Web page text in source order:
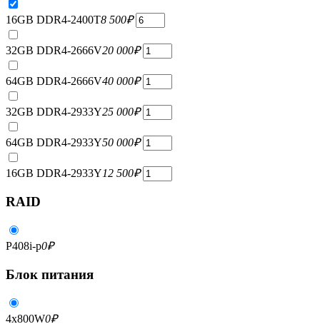
16GB DDR4-2400T8 500₽
32GB DDR4-2666V20 000₽
64GB DDR4-2666V40 000₽
32GB DDR4-2933Y25 000₽
64GB DDR4-2933Y50 000₽
16GB DDR4-2933Y12 500₽
RAID
P408i-p0₽
Блок питания
4x800W0₽